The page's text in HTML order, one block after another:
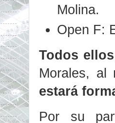
Molina.
Open F:
Todos
Morales, al
estará
Por su